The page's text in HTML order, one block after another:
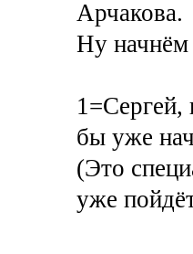
Арчакова.
Ну начнём
1=Сергей,
бы уже
(Это
уже